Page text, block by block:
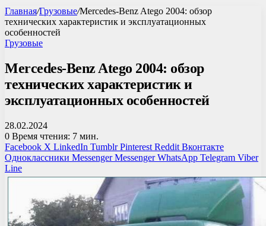
Главная/Грузовые/Mercedes-Benz Atego 2004: обзор
технических характеристик и эксплуатационных
особенностей
Грузовые
Mercedes-Benz Atego 2004: обзор
технических характеристик и
эксплуатационных особенностей
28.02.2024
0 Время чтения: 7 мин.
Facebook X LinkedIn Tumblr Pinterest Reddit Вконтакте
Одноклассники Messenger Messenger WhatsApp Telegram Viber
Line